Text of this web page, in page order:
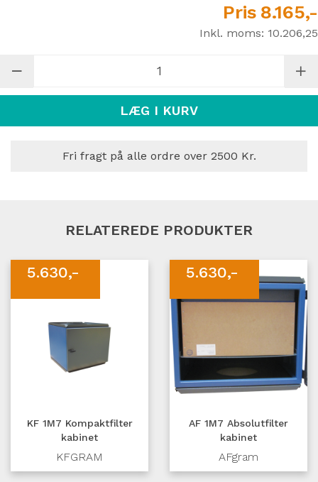
Pris 8.165,-
Inkl. moms: 10.206,25
LÆG I KURV
Fri fragt på alle ordre over 2500 Kr.
RELATEREDE PRODUKTER
5.630,-
KF 1M7 Kompaktfilter
kabinet
KFGRAM
5.630,-
AF 1M7 Absolutfilter
kabinet
AFgram